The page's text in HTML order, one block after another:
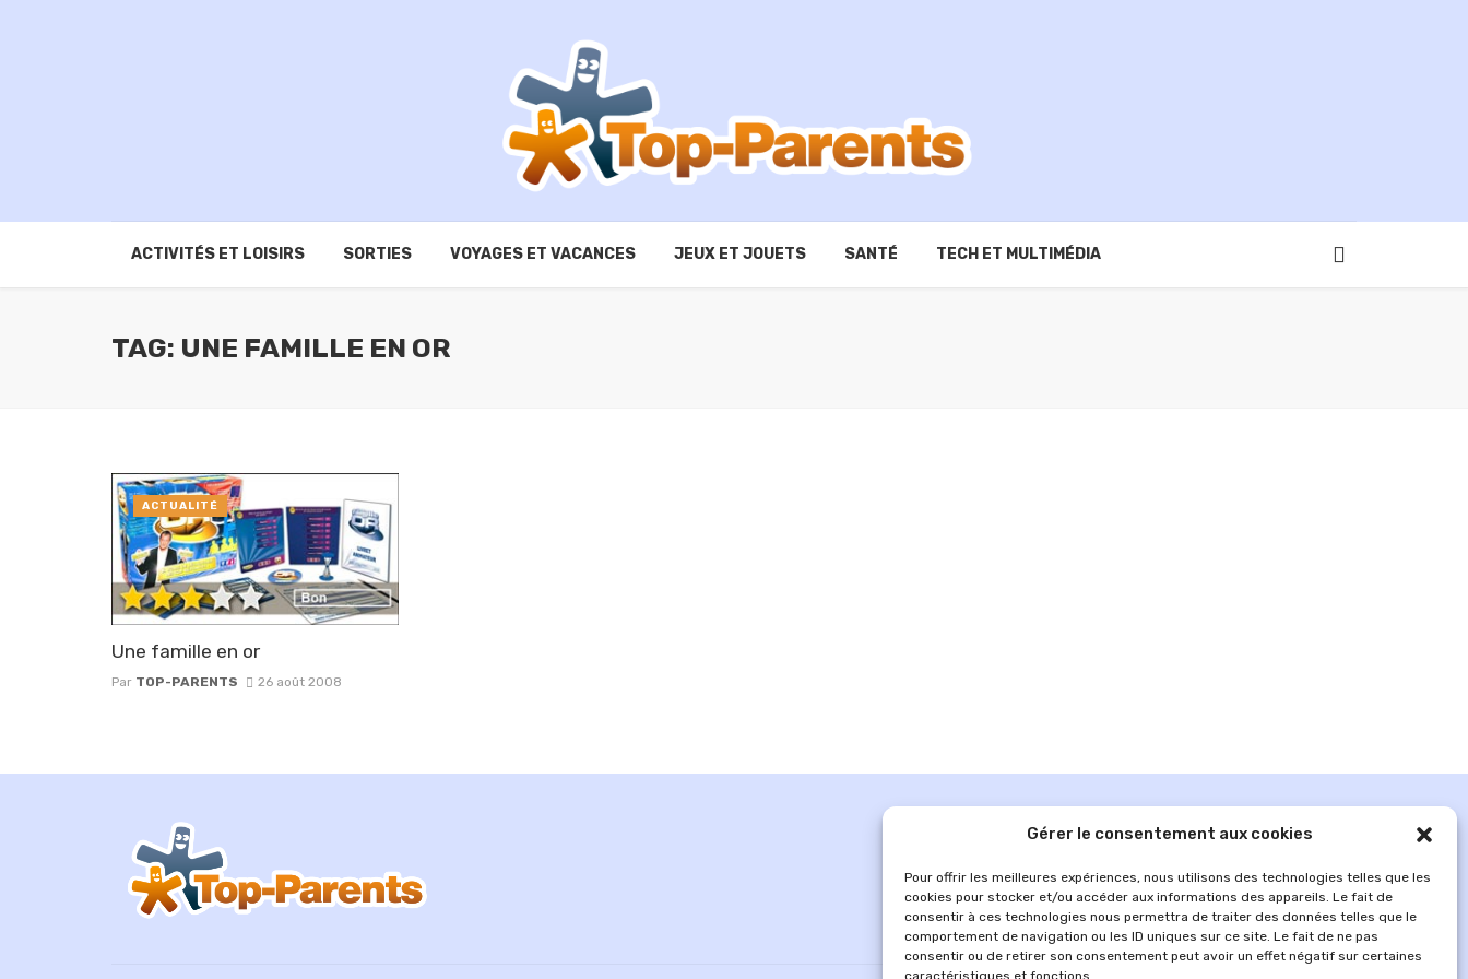
Gérer le consentement aux cookies
Pour offrir les meilleures expériences, nous utilisons des technologies telles que les
cookies pour stocker et/ou accéder aux informations des appareils. Le fait de
consentir à ces technologies nous permettra de traiter des données telles que le
comportement de navigation ou les ID uniques sur ce site. Le fait de ne pas
consentir ou de retirer son consentement peut avoir un effet négatif sur certaines
caractéristiques et fonctions.
ACTIVITÉS ET LOISIRS SORTIES VOYAGES ET VACANCES JEUX ET JOUETS SANTÉ TECH ET MULTIMÉDIA
TAG: UNE FAMILLE EN OR
Une famille en or
Par TOP-PARENTS 26 août 2008
ACTUALITÉ